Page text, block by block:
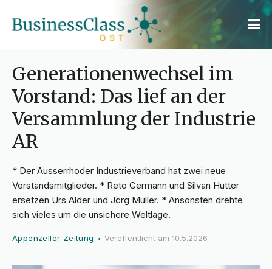
Generationenwechsel im
Vorstand: Das lief an der
Versammlung der Industrie
AR
* Der Ausserrhoder Industrieverband hat zwei neue
Vorstandsmitglieder. * Reto Germann und Silvan Hutter
ersetzen Urs Alder und Jörg Müller. * Ansonsten drehte
sich vieles um die unsichere Weltlage.
Appenzeller Zeitung • Veröffentlicht am 10.5.2026